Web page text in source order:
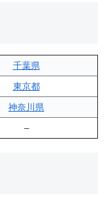
千葉県
東京都
神奈川県
–